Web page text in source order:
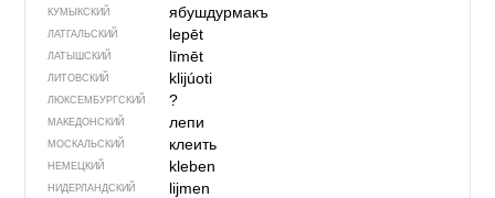
КУМЫКСКИЙ ябушдурмакъ
ЛАТГАЛЬСКИЙ lepēt
ЛАТЫШСКИЙ līmēt
ЛИТОВСКИЙ klijúoti
ЛЮКСЕМБУРГСКИЙ ?
МАКЕДОНСКИЙ лепи
МОСКАЛЬСКИЙ клеить
НЕМЕЦКИЙ kleben
НИДЕРЛАНДСКИЙ lijmen